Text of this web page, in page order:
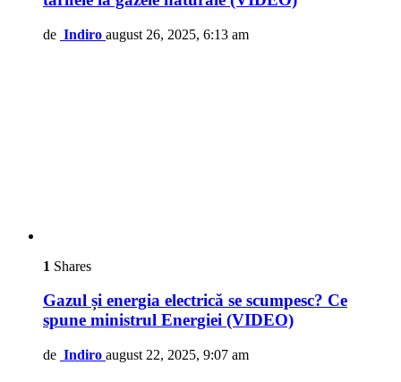
de Indiro august 26, 2025, 6:13 am
1 Shares
Gazul și energia electrică se scumpesc? Ce
spune ministrul Energiei (VIDEO)
de Indiro august 22, 2025, 9:07 am